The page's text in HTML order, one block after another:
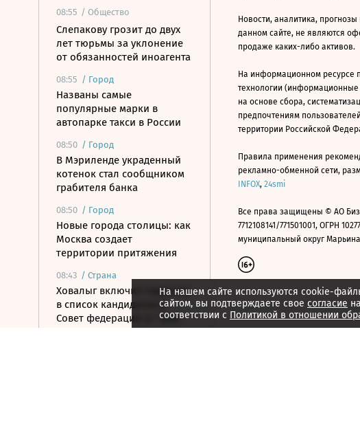
08:55 / Общество
Слепакову грозит до двух
лет тюрьмы за уклонение
от обязанностей иноагента
08:55 / Город
Названы самые
популярные марки в
автопарке такси в России
08:50 / Город
В Мэриленде украденный
котенок стал сообщником
грабителя банка
08:50 / Город
Новые города столицы: как
Москва создает
территории притяжения
08:43 / Страна
Ховалыг включил Нарусову
в список кандидатов в
Совет федерации от Тувы
На нашем сайте используются cookie-
сайтом, вы подтверждаете свое согласие
соответствии с Политикой в отношении
Новости, аналитика,
данном сайте, не являются
продаже каких-либо активов.
На информационном ресурсе
технологии
на основе сбора,
предпочтениям
территории Российской
Правила применения
рекламно-обменной сети,
INFOX, 24smi
Все права защищены © АО
7712108141/771501001, ОГРН
муниципальный округ